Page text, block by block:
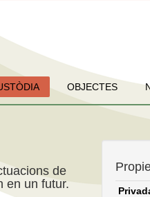
OBJECTES
de
en un futur.